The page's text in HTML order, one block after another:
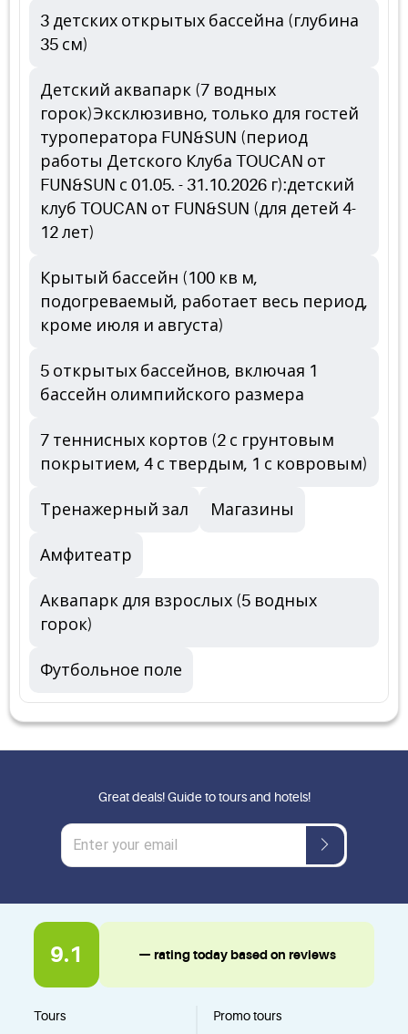
3 детских открытых бассейна (глубина
35 см)
Детский аквапарк (7 водных
горок)Эксклюзивно, только для гостей
туроператора FUN&SUN (период
работы Детского Клуба TOUCAN от
FUN&SUN с 01.05. - 31.10.2026 г):детский
клуб TOUCAN от FUN&SUN (для детей 4-
12 лет)
Крытый бассейн (100 кв м,
подогреваемый, работает весь период,
кроме июля и августа)
5 открытых бассейнов, включая 1
бассейн олимпийского размера
7 теннисных кортов (2 с грунтовым
покрытием, 4 с твердым, 1 с ковровым)
Тренажерный зал Магазины
Амфитеатр
Аквапарк для взрослых (5 водных
горок)
Футбольное поле
9.1 — rating today based on reviews
Tours Promo tours
Great deals! Guide to tours and hotels!